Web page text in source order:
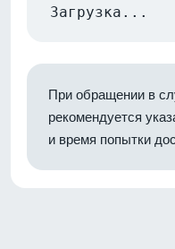
Загрузка...
При обращении в
рекомендуется
и время попытки